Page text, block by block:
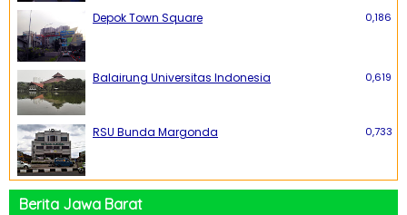
Depok Town Square 0,186
Balairung Universitas Indonesia 0,619
RSU Bunda Margonda 0,733
Berita Jawa Barat